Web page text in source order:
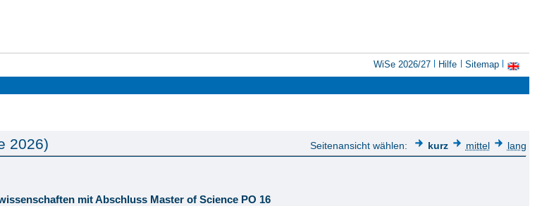
WiSe 2026/27 Hilfe
Sitemap
2026) Seitenansicht wählen: kurz mittel lang
mit Abschluss Master of Science PO 16